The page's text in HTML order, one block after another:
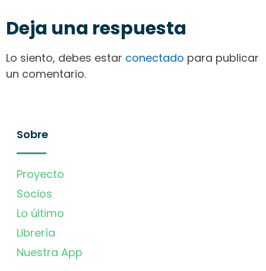
Deja una respuesta
Lo siento, debes estar conectado para publicar
un comentario.
Sobre
Proyecto
Socios
Lo último
Librería
Nuestra App